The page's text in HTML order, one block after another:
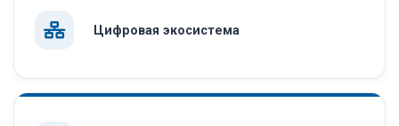
Цифровая экосистема